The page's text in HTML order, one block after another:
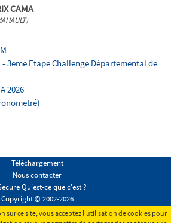
CAMA
- 3eme Etape Challenge Départemental de
2026
Téléchargement
Nous contacter
Qu'est-ce que c'est ?
Copyright © 2002-2026
Conditions générales
sur ce site, vous acceptez l'utilisation de cookies pour